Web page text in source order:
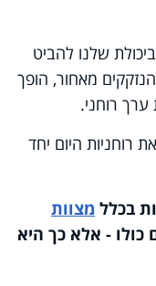
שלנו להביט
מאחור, הופך
רוחני.
רוחניות היום יחד
בכלל מצוות
כולו - אלא כך היא